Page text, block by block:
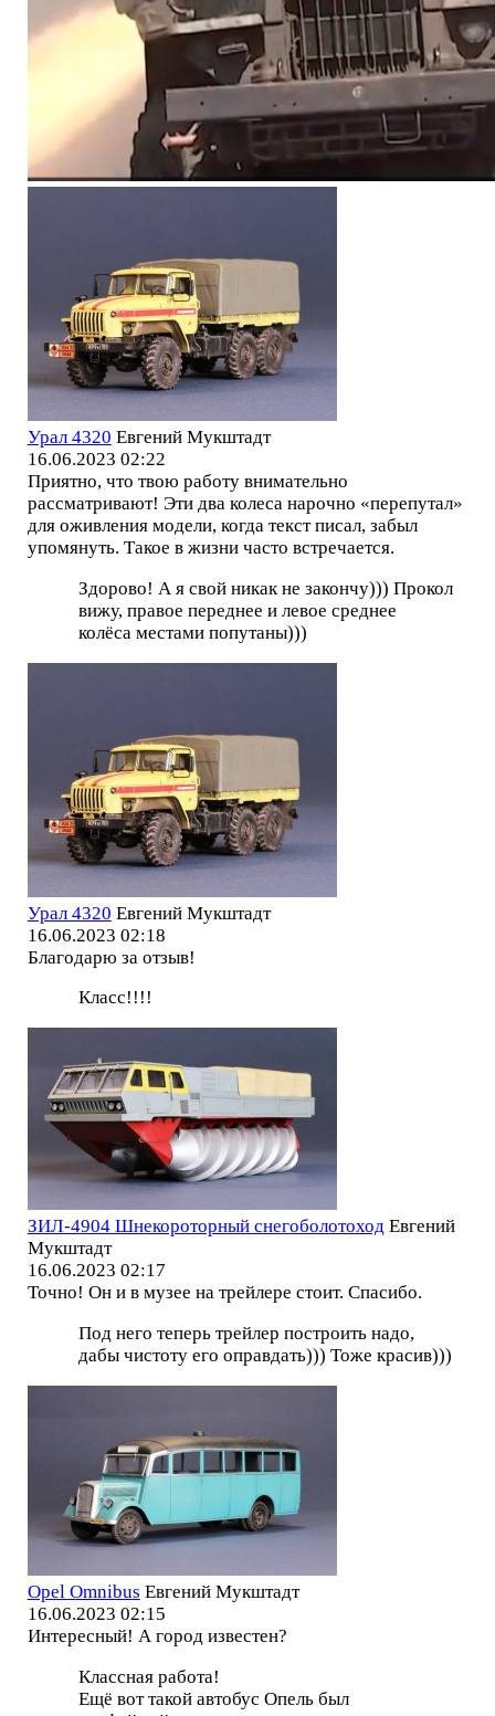
Урал 4320 Евгений Мукштадт
16.06.2023 02:22
Приятно, что твою работу внимательно
рассматривают! Эти два колеса нарочно «перепутал»
для оживления модели, когда текст писал, забыл
упомянуть. Такое в жизни часто встречается.
Здорово! А я свой никак не закончу))) Прокол
вижу, правое переднее и левое среднее
колёса местами попутаны)))
Урал 4320 Евгений Мукштадт
16.06.2023 02:18
Благодарю за отзыв!
Класс!!!!
ЗИЛ-4904 Шнекороторный снегоболотоход Евгений
Мукштадт
16.06.2023 02:17
Точно! Он и в музее на трейлере стоит. Спасибо.
Под него теперь трейлер построить надо,
дабы чистоту его оправдать))) Тоже красив)))
Opel Omnibus Евгений Мукштадт
16.06.2023 02:15
Интересный! А город известен?
Классная работа!
Ещё вот такой автобус Опель был